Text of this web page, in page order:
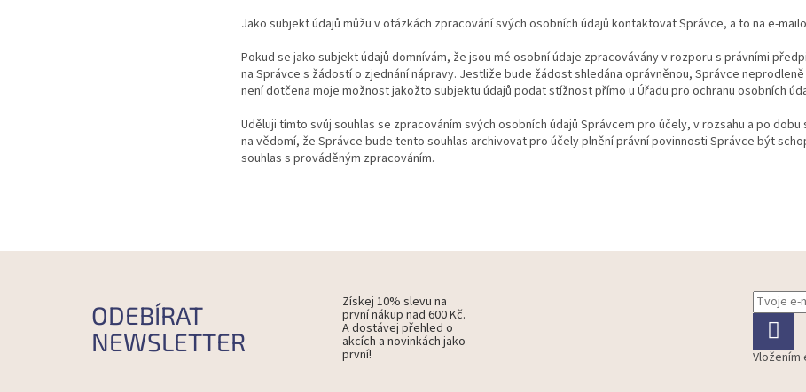
Jako subjekt údajů můžu v otázkách zpracování svých osobních údajů kontaktovat Správce, a to na e-
Pokud se jako subjekt údajů domnívám, že jsou mé osobní údaje zpracovávány v rozporu s právními
na Správce s žádostí o zjednání nápravy. Jestliže bude žádost shledána oprávněnou, Správce
není dotčena moje možnost jakožto subjektu údajů podat stížnost přímo u Úřadu pro ochranu osobních
Uděluji tímto svůj souhlas se zpracováním svých osobních údajů Správcem pro účely, v rozsahu a po
na vědomí, že Správce bude tento souhlas archivovat pro účely plnění právní povinnosti Správce být
souhlas s prováděným zpracováním.
ODEBÍRAT
NEWSLETTER
Získej 10% slevu na
první nákup nad 600 Kč.
A dostávej přehled o
akcích a novinkách jako
první! Vložením